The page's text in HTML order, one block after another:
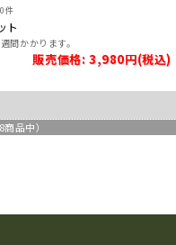
0件
ト
間かかります。
販売価格: 3,980円(税込)
8商品中）